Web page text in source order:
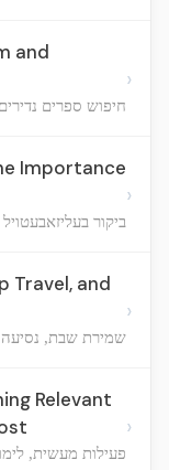
and
חיפוש ספרים
›
Importance
ביקור
›
Travel, and
שמירת שבת, נסיעה
›
Relevant
פעילות מעשית,
›